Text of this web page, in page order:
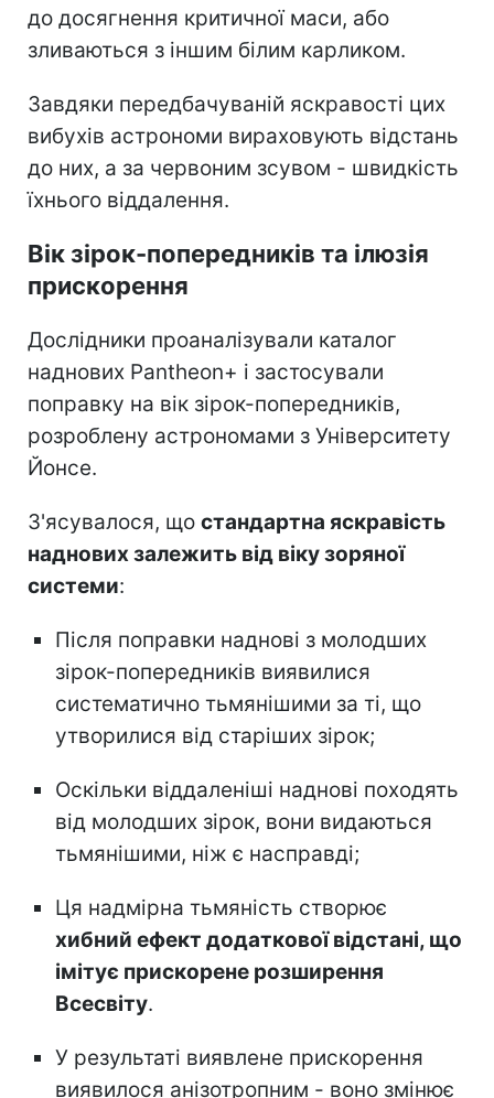
до досягнення критичної маси, або
зливаються з іншим білим карликом.
Завдяки передбачуваній яскравості цих
вибухів астрономи вираховують відстань
до них, а за червоним зсувом - швидкість
їхнього віддалення.
Вік зірок-попередників та ілюзія
прискорення
Дослідники проаналізували каталог
наднових Pantheon+ і застосували
поправку на вік зірок-попередників,
розроблену астрономами з Університету
Йонсе.
З'ясувалося, що стандартна яскравість
наднових залежить від віку зоряної
системи:
Після поправки наднові з молодших
зірок-попередників виявилися
систематично тьмянішими за ті, що
утворилися від старіших зірок;
Оскільки віддаленіші наднові походять
від молодших зірок, вони видаються
тьмянішими, ніж є насправді;
Ця надмірна тьмяність створює
хибний ефект додаткової відстані, що
імітує прискорене розширення
Всесвіту.
У результаті виявлене прискорення
виявилося анізотропним - воно змінює